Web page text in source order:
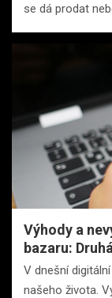
se dá prodat
Výhody a
bazaru:
V dnešní
našeho života.